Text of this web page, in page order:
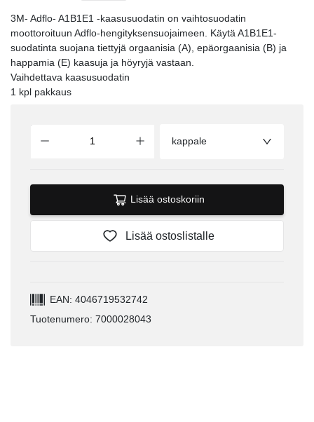
3M- Adflo- A1B1E1 -kaasusuodatin on vaihtosuodatin
moottoroituun Adflo-hengityksensuojaimeen. Käytä A1B1E1-
suodatinta suojana tiettyjä orgaanisia (A), epäorgaanisia (B) ja
happamia (E) kaasuja ja höyryjä vastaan.
Vaihdettava kaasusuodatin
1 kpl pakkaus
kappale
Lisää ostoskoriin
Lisää ostoslistalle
EAN: 4046719532742
Tuotenumero: 7000028043